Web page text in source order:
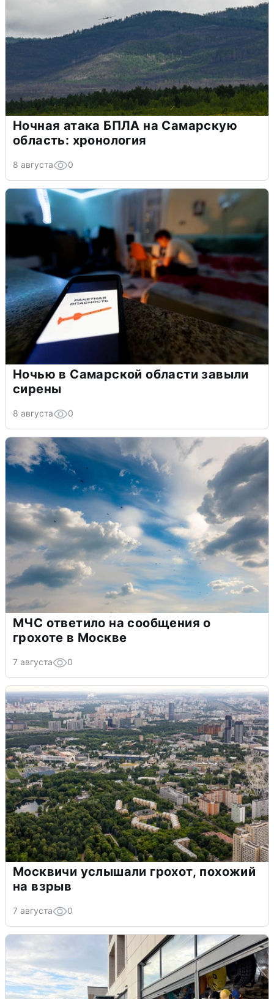
Ночная атака БПЛА на Самарскую
область: хронология
8 августа 0
Ночью в Самарской области завыли
сирены
8 августа 0
МЧС ответило на сообщения о
грохоте в Москве
7 августа 0
Москвичи услышали грохот, похожий
на взрыв
7 августа 0